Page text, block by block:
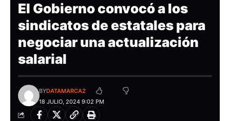
El Gobierno convocó a los
sindicatos de estatales para
negociar una actualización
salarial
18 JULIO, 2024 9:02 PM
BYDATAMARCA2